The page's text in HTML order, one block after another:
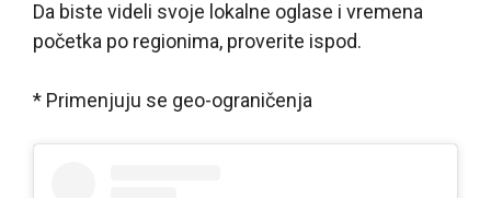
Da biste videli svoje lokalne oglase i vremena
početka po regionima, proverite ispod.
* Primenjuju se geo-ograničenja